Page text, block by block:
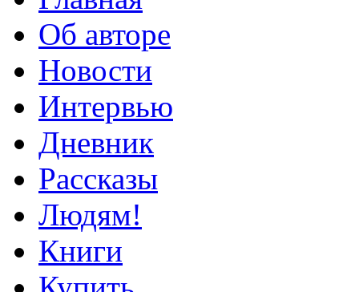
Об авторе
Новости
Интервью
Дневник
Рассказы
Людям!
Книги